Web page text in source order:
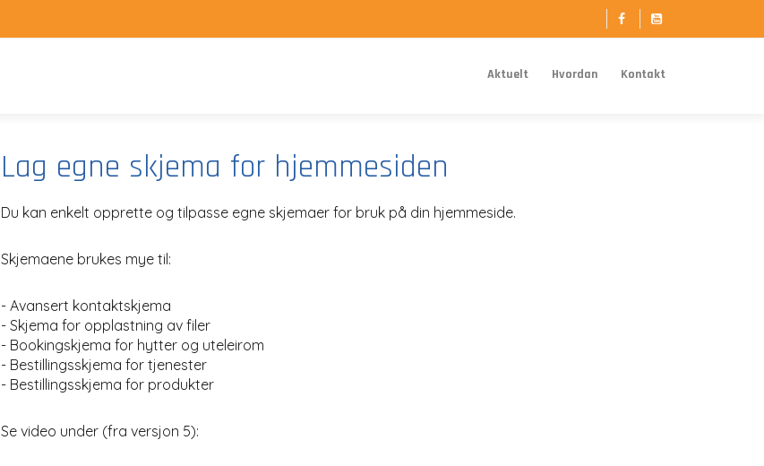
Aktuelt Hvordan Kontakt
Lag egne skjema for hjemmesiden
Du kan enkelt opprette og tilpasse egne skjemaer for bruk på din hjemmeside.
Skjemaene brukes mye til:
- Avansert kontaktskjema
- Skjema for opplastning av filer
- Bookingskjema for hytter og uteleirom
- Bestillingsskjema for tjenester
- Bestillingsskjema for produkter
Se video under (fra versjon 5):